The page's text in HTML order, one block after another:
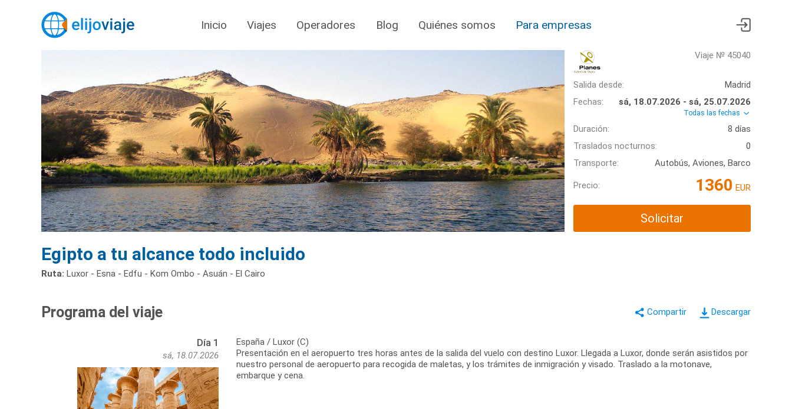
Inicio Viajes Operadores Blog Quiénes somos Para empresas
Viaje № 45040
Salida desde:
Madrid
Fechas:
sá, 18.07.2026 - sá, 25.07.2026
Todas las fechas
Duración:
8 días
Traslados nocturnos:
0
Transporte:
Autobús, Aviones, Barco
Precio: 1360 EUR
Solicitar
Egipto a tu alcance todo incluido
Ruta: Luxor - Esna - Edfu - Kom Ombo - Asuán - El Cairo
Descargar
Programa del viaje
Día 1
sá, 18.07.2026
España / Luxor (C)
Presentación en el aeropuerto tres horas antes de la salida del vuelo con destino Luxor. Llegada a Luxor, donde serán asistidos por
nuestro personal de aeropuerto para recogida de maletas, y los trámites de inmigración y visado. Traslado a la motonave,
embarque y cena.